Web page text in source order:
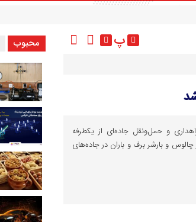
پ
و حمل‌ونقل جاده‌ای از یکطرفه
و بارشر برف و باران در جاده‌های
محبوب